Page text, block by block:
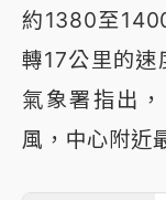
約1380至
轉17公里的速
氣象署指出
風，中心附近